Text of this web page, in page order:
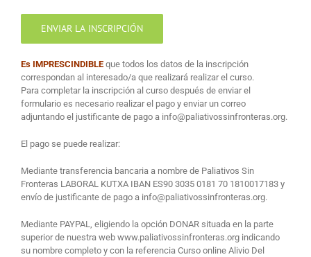
Es IMPRESCINDIBLEque todos los datos de la inscripción
correspondan al interesado/a que realizará realizar el curso.
Para completar la inscripción al curso después de enviar el
formulario es necesario realizar el pago y enviar un correo
adjuntando el justificante de pago a info@paliativossinfronteras.org.
El pago se puede realizar:
Mediante transferencia bancaria a nombre de Paliativos Sin
Fronteras LABORAL KUTXA IBAN ES90 3035 0181 70 1810017183 y
envío de justificante de pago a info@paliativossinfronteras.org.
Mediante PAYPAL, eligiendo la opción DONAR situada en la parte
superior de nuestra web www.paliativossinfronteras.org indicando
su nombre completo y con la referencia Curso online Alivio Del